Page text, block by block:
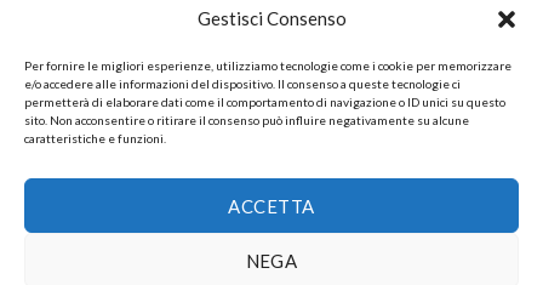
Gestisci Consenso
Per fornire le migliori esperienze, utilizziamo tecnologie come i cookie per memorizzare
e/o accedere alle informazioni del dispositivo. Il consenso a queste tecnologie ci
permetterà di elaborare dati come il comportamento di navigazione o ID unici su questo
sito. Non acconsentire o ritirare il consenso può influire negativamente su alcune
caratteristiche e funzioni.
ACCETTA
NEGA
POLITICHE DI RESI E DI RIMBORSI
Gruppo FAF srls, Via Montelparo 43 A-B